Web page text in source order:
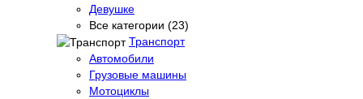
Девушке
Все категории (23)
Транспорт
Автомобили
Грузовые машины
Мотоциклы